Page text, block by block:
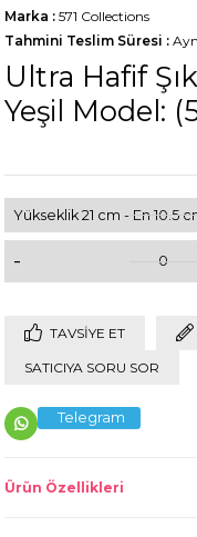
Marka : 571 Collections
Tahmini Teslim Süresi :
Ultra Hafif
Yeşil Model:
Yükseklik 21 cm - En 10.5
- 0
TAVSIYE ET
SATICIYA SORU SOR
Telegram
Ürün Özellikleri